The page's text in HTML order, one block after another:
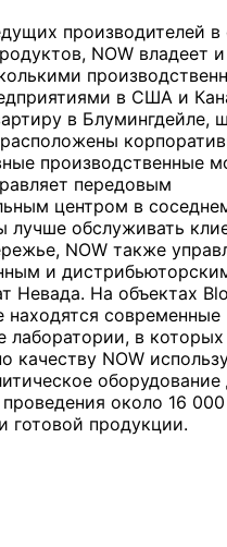
производителей в
NOW владеет и
в США и
в Блумингдейле,
производственные
передовым
центром в
лучше обслуживать
NOW также
и
Невада. На объектах
находятся современные
лаборатории, в которых
качеству NOW
оборудование
около 16
готовой продукции.